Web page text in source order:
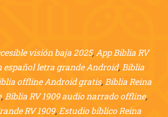
visión baja 2025,App Biblia RV
español letra grande Android,Biblia
offline Android gratis,Biblia Reina
,Biblia RV 1909 audio narrado offline,
RV 1909,Estudio bíblico Reina